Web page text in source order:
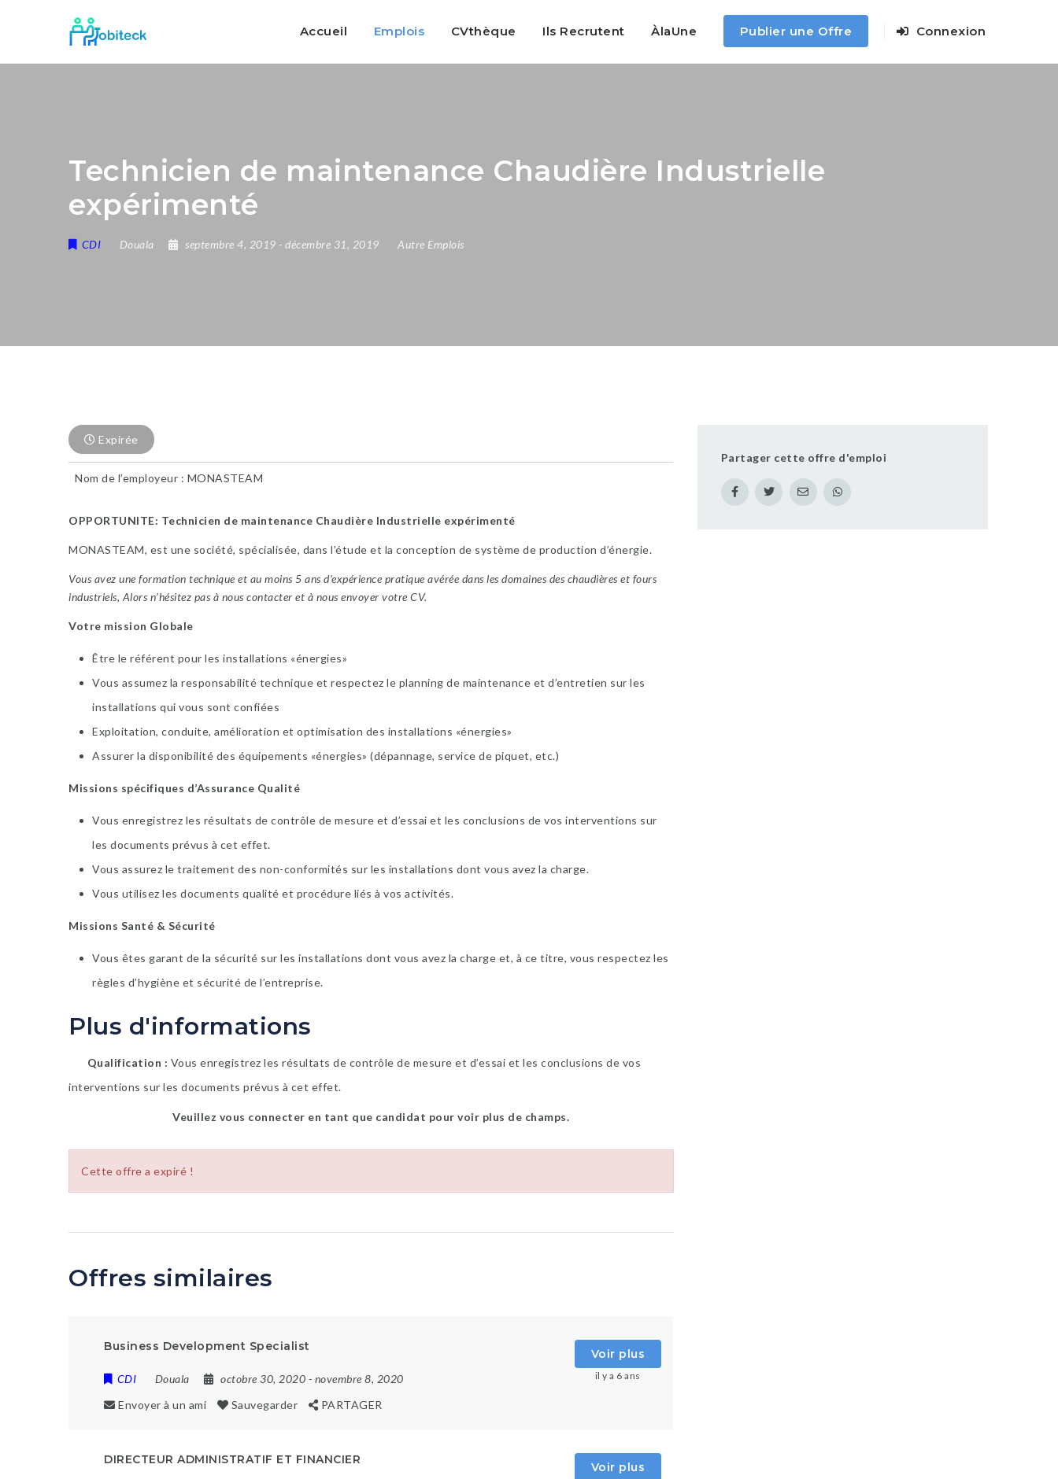
Accueil Emplois CVthèque Ils Recrutent ÀlaUne Publier une Offre Connexion
Technicien de maintenance Chaudière Industrielle
expérimenté
CDI Douala septembre 4, 2019 - décembre 31, 2019 Autre Emplois
Expirée
Nom de l’employeur : MONASTEAM
OPPORTUNITE: Technicien de maintenance Chaudière Industrielle expérimenté
MONASTEAM, est une société, spécialisée, dans l’étude et la conception de système de production d’énergie.
Vous avez une formation technique et au moins 5 ans d’expérience pratique avérée dans les domaines des chaudières et fours
industriels, Alors n’hésitez pas à nous contacter et à nous envoyer votre CV.
Votre mission Globale
Être le référent pour les installations «énergies»
Vous assumez la responsabilité technique et respectez le planning de maintenance et d’entretien sur les
installations qui vous sont confiées
Exploitation, conduite, amélioration et optimisation des installations «énergies»
Assurer la disponibilité des équipements «énergies» (dépannage, service de piquet, etc.)
Missions spécifiques d’Assurance Qualité
Vous enregistrez les résultats de contrôle de mesure et d’essai et les conclusions de vos interventions sur
les documents prévus à cet effet.
Vous assurez le traitement des non-conformités sur les installations dont vous avez la charge.
Vous utilisez les documents qualité et procédure liés à vos activités.
Missions Santé & Sécurité
Vous êtes garant de la sécurité sur les installations dont vous avez la charge et, à ce titre, vous respectez les
règles d’hygiène et sécurité de l’entreprise.
Plus d'informations
Qualification
Vous enregistrez les résultats de contrôle de mesure et d’essai et les conclusions de vos
interventions sur les documents prévus à cet effet.
Veuillez vous connecter en tant que candidat pour voir plus de champs.
Cette offre a expiré !
Offres similaires
Business Development Specialist
CDI Douala octobre 30, 2020 - novembre 8, 2020
Envoyer à un ami
Sauvegarder PARTAGER
Voir plus
il y a 6 ans
DIRECTEUR ADMINISTRATIF ET FINANCIER
Voir plus
Partager cette offre d'emploi